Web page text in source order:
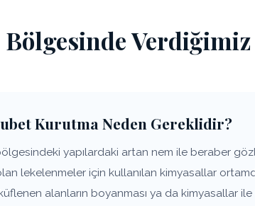
Kurutma Neden Gereklidir?
yapılardaki artan nem ile beraber
lekelenmeler için kullanılan kimyasallar
alanların boyanması ya da kimyasallar